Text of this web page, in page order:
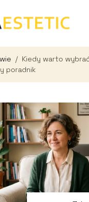
/ Kiedy warto
poradnik